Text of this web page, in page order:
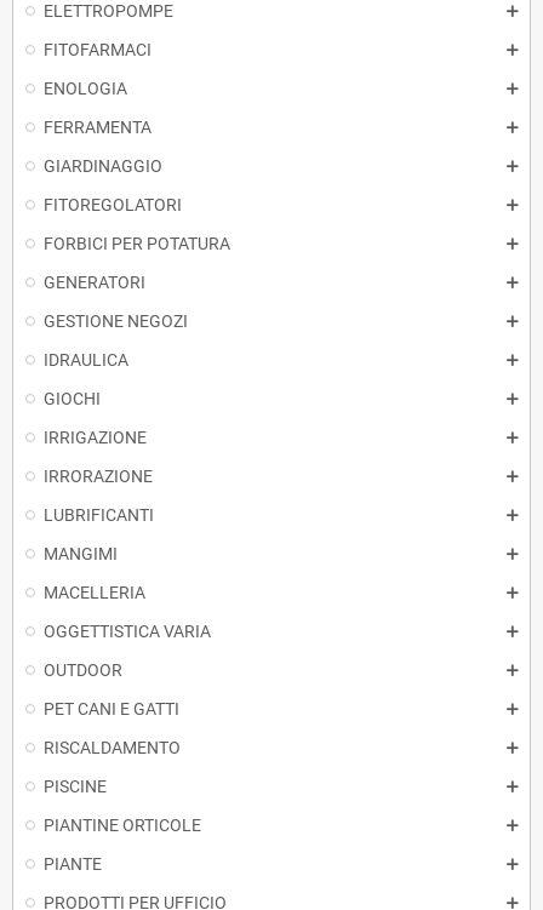
ELETTROPOMPE
FITOFARMACI
ENOLOGIA
FERRAMENTA
GIARDINAGGIO
FITOREGOLATORI
FORBICI PER POTATURA
GENERATORI
GESTIONE NEGOZI
IDRAULICA
GIOCHI
IRRIGAZIONE
IRRORAZIONE
LUBRIFICANTI
MANGIMI
MACELLERIA
OGGETTISTICA VARIA
OUTDOOR
PET CANI E GATTI
RISCALDAMENTO
PISCINE
PIANTINE ORTICOLE
PIANTE
PRODOTTI PER UFFICIO